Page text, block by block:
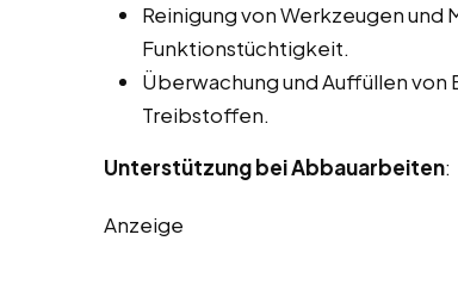
Reinigung von Werkzeugen und
Funktionstüchtigkeit.
Überwachung und Auffüllen
Treibstoffen.
Unterstützung bei Abbauarbeiten:
Anzeige